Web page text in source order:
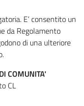
E’ consentito un
da Regolamento
di una ulteriore
COMUNITA'
CL